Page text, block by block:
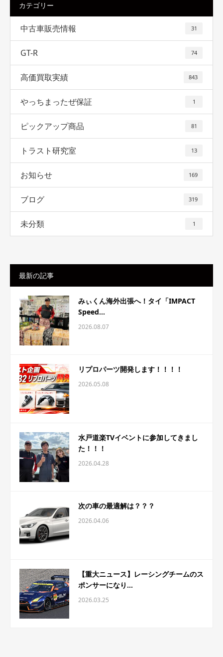
カテゴリー
中古車販売情報 31
GT-R 74
高価買取実績 843
やっちまったぜ保証 1
ピックアップ商品 81
トラスト研究室 13
お知らせ 169
ブログ 319
未分類 1
最新の記事
みぃくん海外出張へ！タイ「IMPACT
Speed...
2026.08.07
リプロパーツ開発します！！！！
2026.05.08
水戸道楽TVイベントに参加してきまし
た！！！
2026.04.28
次の車の最適解は？？？
2026.04.06
【重大ニュース】レーシングチームのス
ポンサーになり...
2026.03.25